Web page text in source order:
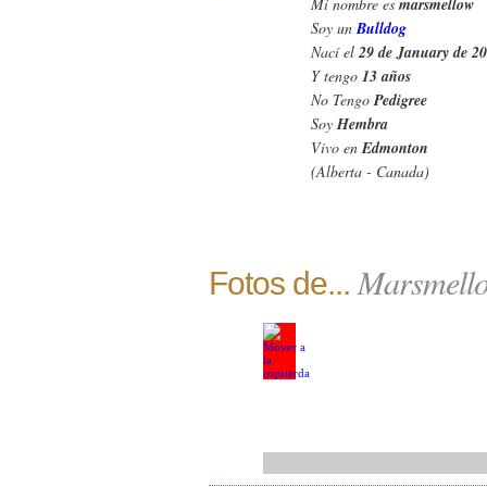
marsmellow
Soy unBulldog
Nací el29 de January de
Y tengo 13 años
No TengoPedigree
SoyHembra
Vivo enEdmonton
(Alberta - Canada)
Fotos de...